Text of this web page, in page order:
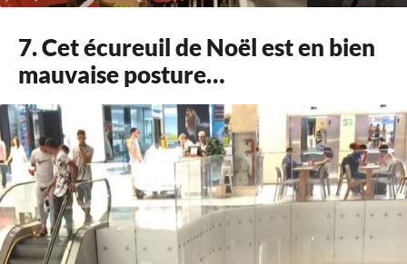
7. Cet écureuil de Noël est en bien
mauvaise posture…